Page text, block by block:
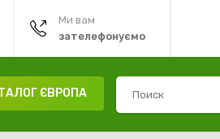
Ми вам
зателефонуємо
ЄВРОПА